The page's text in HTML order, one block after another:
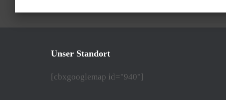
Unser Standort
[cbxgooglemap id="940"]